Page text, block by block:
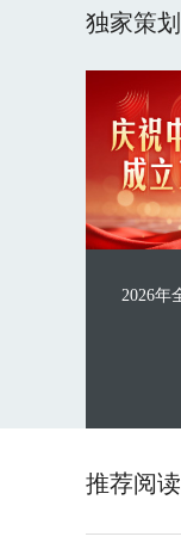
独家策划
2026年
推荐阅读